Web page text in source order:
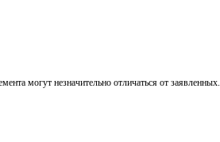
могут незначительно отличаться от заявленных.